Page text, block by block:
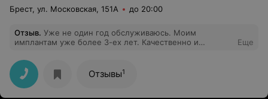
Брест, ул. Московская, 151А до 20:00
Отзыв. Уже не один год обслуживаюсь. Моим
имплантам уже более 3-ех лет. Качественно и
Еще
Отзывы1